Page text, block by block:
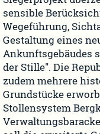
sensible
Wegeführung,
Gestaltung eines
Ankunftsgebäudes
der Stille". Die
zudem mehrere
Grundstücke
Stollensystem